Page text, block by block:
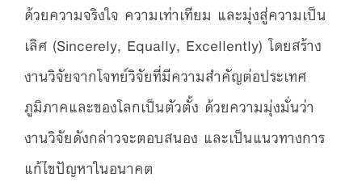
ด้วยความจริงใจ ความเท่าเทียม และมุ่งสู่ความเป็น
เลิศ (Sincerely, Equally, Excellently) โดยสร้าง
งานวิจัยจากโจทย์วิจัยที่มีความสำคัญต่อประเทศ
ภูมิภาคและของโลกเป็นตัวตั้ง ด้วยความมุ่งมั่นว่า
งานวิจัยดังกล่าวจะตอบสนอง และเป็นแนวทางการ
แก้ไขปัญหาในอนาคต